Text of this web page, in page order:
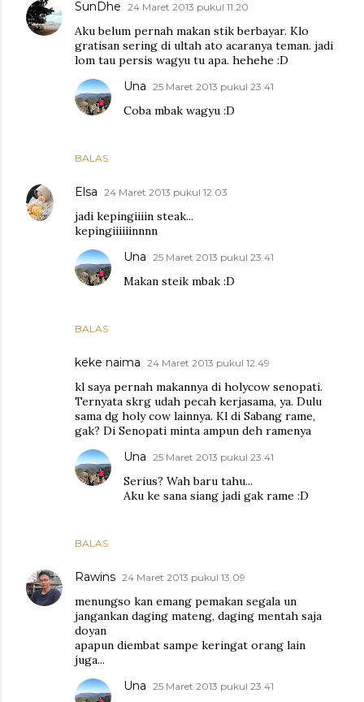
SunDhe 24 Maret 2013 pukul 11.20
Aku belum pernah makan stik berbayar. Klo
gratisan sering di ultah ato acaranya teman. jadi
lom tau persis wagyu tu apa. hehehe :D
BALAS
Una 25 Maret 2013 pukul 23.41
Coba mbak wagyu :D
Elsa 24 Maret 2013 pukul 12.03
jadi kepingiiiin steak...
kepingiiiiiinnnn
BALAS
Una 25 Maret 2013 pukul 23.41
Makan steik mbak :D
keke naima 24 Maret 2013 pukul 12.49
kl saya pernah makannya di holycow senopati.
Ternyata skrg udah pecah kerjasama, ya. Dulu
sama dg holy cow lainnya. Kl di Sabang rame,
gak? Di Senopati minta ampun deh ramenya
BALAS
Una 25 Maret 2013 pukul 23.41
Serius? Wah baru tahu...
Aku ke sana siang jadi gak rame :D
Rawins 24 Maret 2013 pukul 13.09
menungso kan emang pemakan segala un
jangankan daging mateng, daging mentah saja
doyan
apapun diembat sampe keringat orang lain
juga...
Una 25 Maret 2013 pukul 23.41